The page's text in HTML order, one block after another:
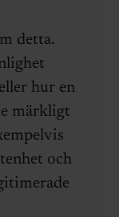
detta.
hur en
märkligt
och